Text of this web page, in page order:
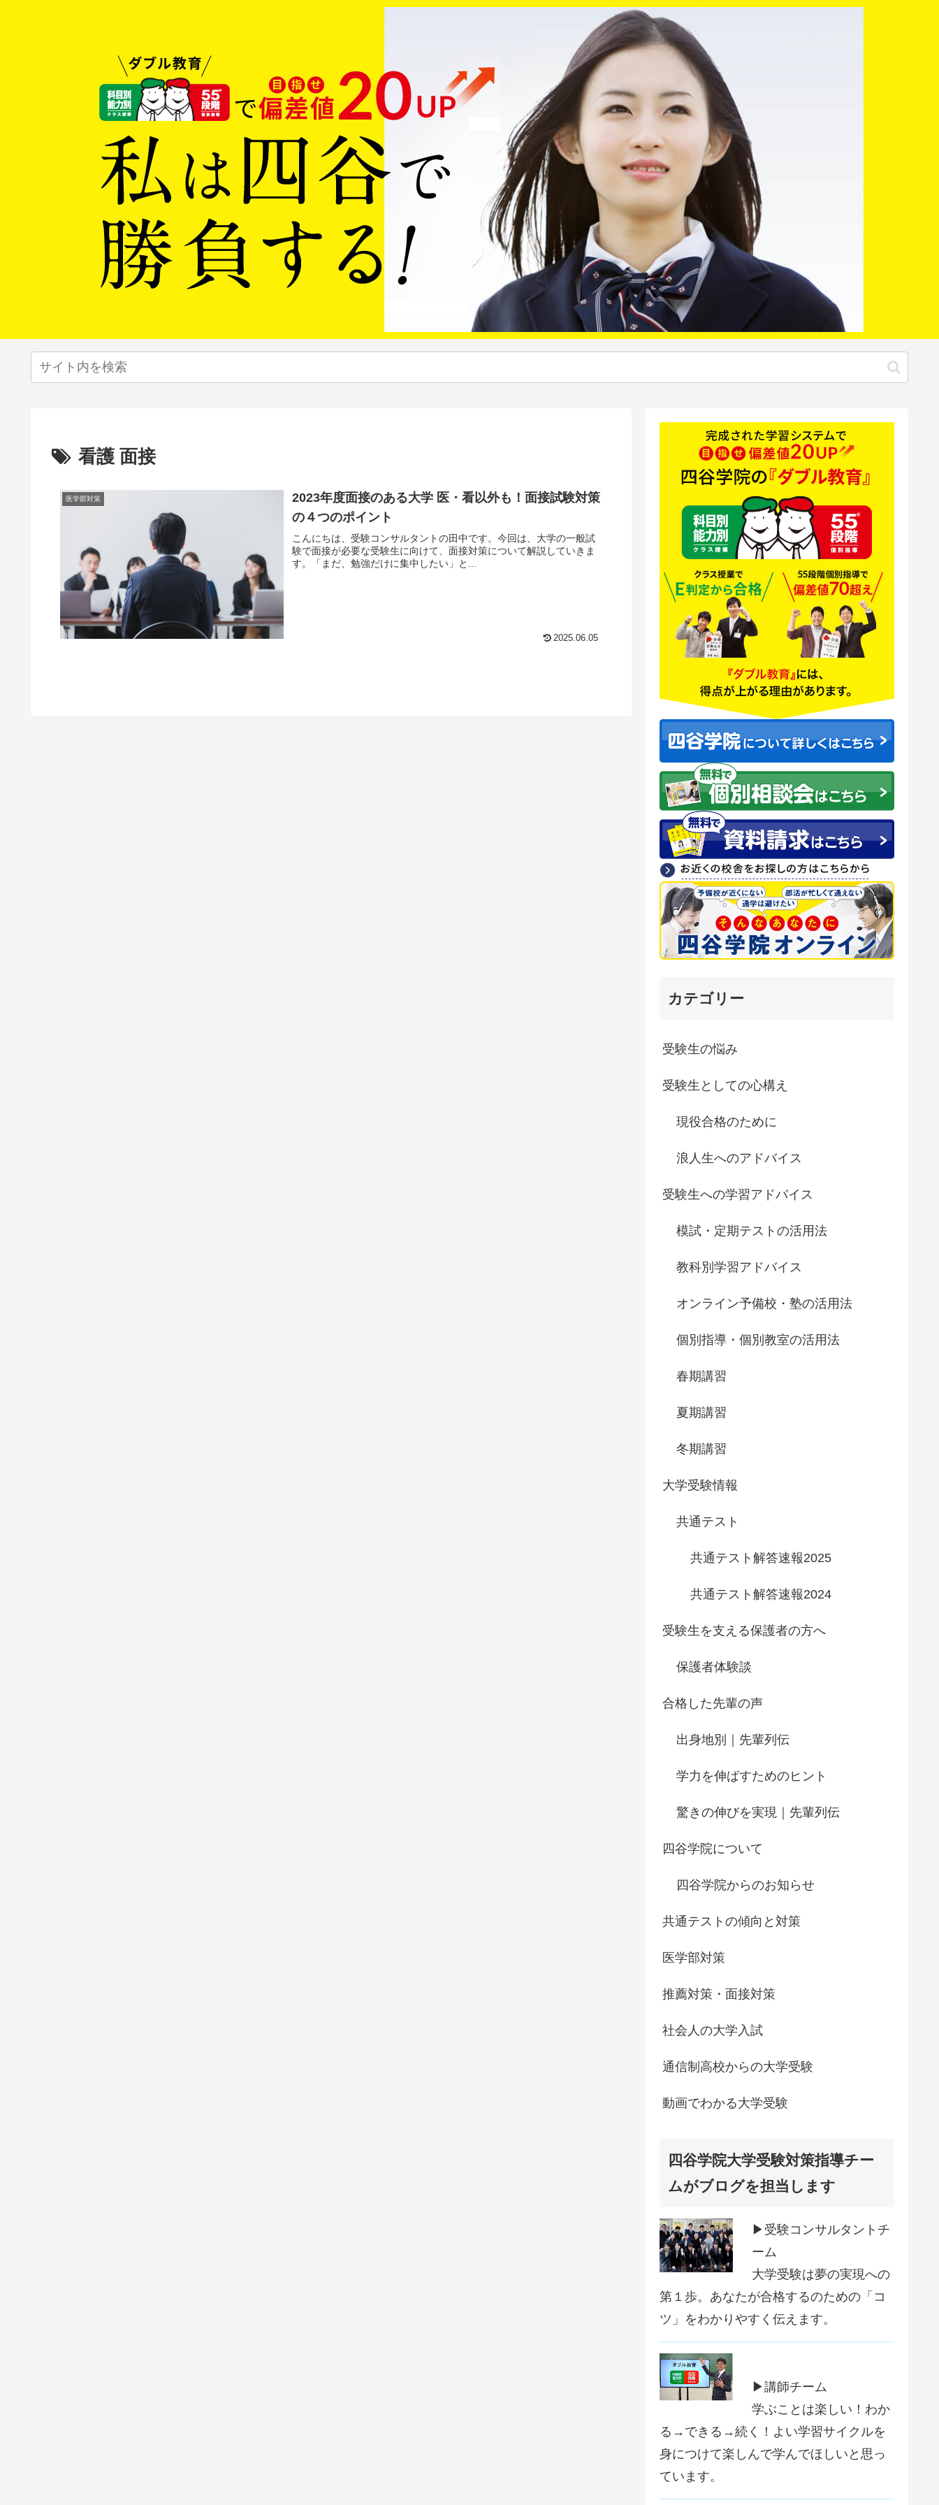
看護 面接
医学部対策
2023年度面接のある大学 医・看以外も！面接試験対策
の４つのポイント
こんにちは、受験コンサルタントの田中です。今回は、大学の一般試
験で面接が必要な受験生に向けて、面接対策について解説していきま
す。「まだ、勉強だけに集中したい」と...
2025.06.05
カテゴリー
受験生の悩み
受験生としての心構え
現役合格のために
浪人生へのアドバイス
受験生への学習アドバイス
模試・定期テストの活用法
教科別学習アドバイス
オンライン予備校・塾の活用法
個別指導・個別教室の活用法
春期講習
夏期講習
冬期講習
大学受験情報
共通テスト
共通テスト解答速報2025
共通テスト解答速報2024
受験生を支える保護者の方へ
保護者体験談
合格した先輩の声
出身地別｜先輩列伝
学力を伸ばすためのヒント
驚きの伸びを実現｜先輩列伝
四谷学院について
四谷学院からのお知らせ
共通テストの傾向と対策
医学部対策
推薦対策・面接対策
社会人の大学入試
通信制高校からの大学受験
動画でわかる大学受験
四谷学院大学受験対策指導チー
ムがブログを担当します
▶受験コンサルタントチ
ーム
大学受験は夢の実現への
第１歩。あなたが合格するのための「コ
ツ」をわかりやすく伝えます。
▶講師チーム
学ぶことは楽しい！わか
る→できる→続く！よい学習サイクルを
身につけて楽しんで学んでほしいと思っ
ています。